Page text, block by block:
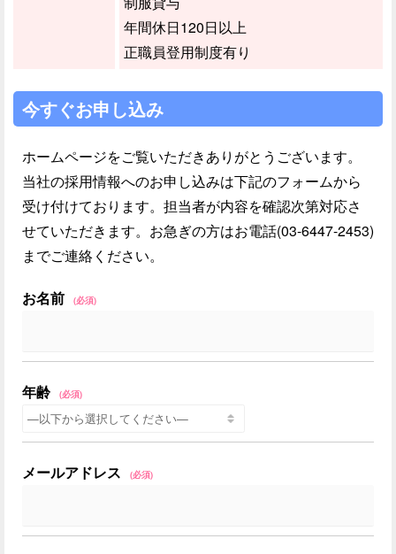
年間休日120日以上
正職員登用制度有り
今すぐお申し込み
ホームページをご覧いただきありがとうございます。
当社の採用情報へのお申し込みは下記のフォームから
受け付けております。担当者が内容を確認次第対応さ
せていただきます。お急ぎの方はお電話(03-6447-2453)
までご連絡ください。
お名前 (必須)
年齢 (必須)
メールアドレス (必須)